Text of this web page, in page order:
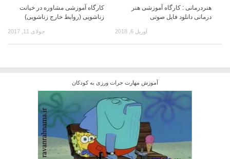
کارگاه آموزشی مشاوره در خیانت
زناشویی (روابط خارج زناشویی)
جولای 11, 2017
هنردرمانی : کارگاه آموزشی هنر
درمانی دانلود فایل صوتی
آوریل 6, 2018
آموزش مهارت جرات ورزی به کودکان